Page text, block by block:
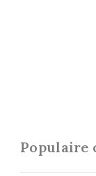
Populaire